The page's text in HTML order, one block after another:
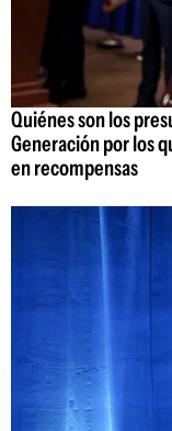
Quiénes son los
Generación por los
en recompensas